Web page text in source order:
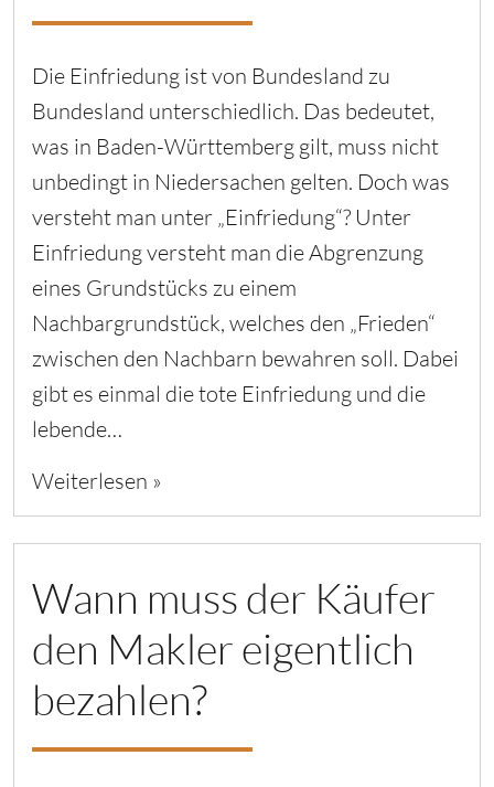
Die Einfriedung ist von Bundesland zu
Bundesland unterschiedlich. Das bedeutet,
was in Baden-Württemberg gilt, muss nicht
unbedingt in Niedersachen gelten. Doch was
versteht man unter „Einfriedung“? Unter
Einfriedung versteht man die Abgrenzung
eines Grundstücks zu einem
Nachbargrundstück, welches den „Frieden“
zwischen den Nachbarn bewahren soll. Dabei
gibt es einmal die tote Einfriedung und die
lebende…
Weiterlesen »
Wann muss der Käufer
den Makler eigentlich
bezahlen?